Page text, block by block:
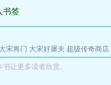
书签
大宋将门 大宋好屠夫 超级传奇商店
天群 某美漫的特工
让更多读者欣赏。